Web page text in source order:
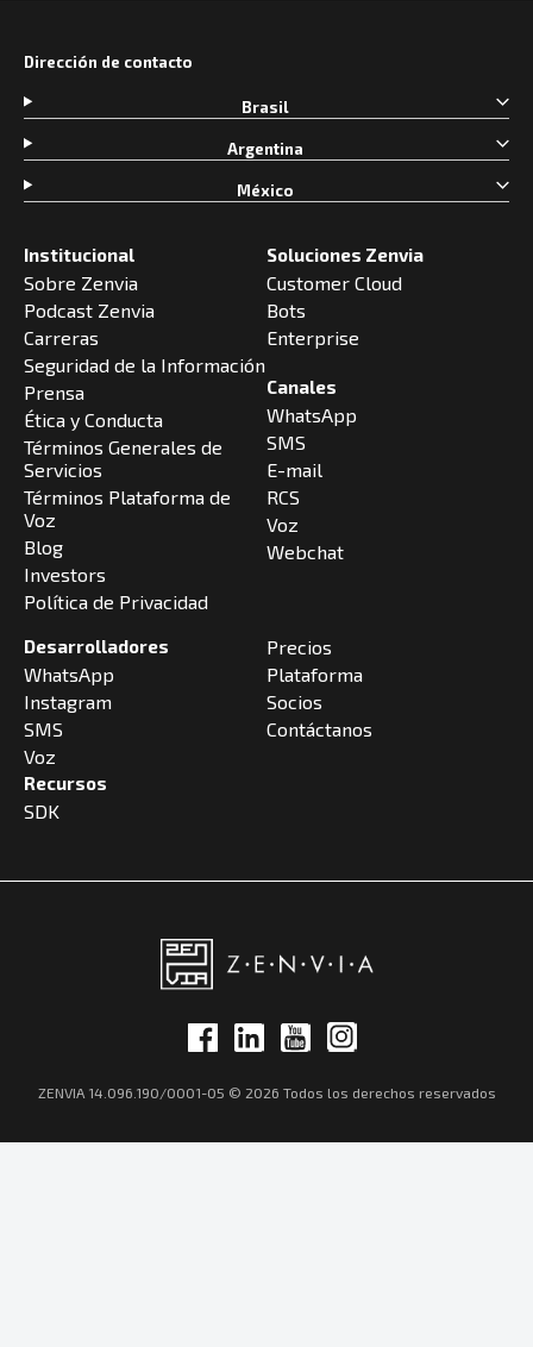
Institucional
Sobre Zenvia
Podcast Zenvia
Carreras
Seguridad de la Información
Prensa
Ética y Conducta
Términos Generales de
Servicios
Términos Plataforma de
Voz
Blog
Investors
Política de Privacidad
Soluciones Zenvia
Customer Cloud
Bots
Enterprise
Canales
WhatsApp
SMS
E-mail
RCS
Voz
Webchat
Desarrolladores
WhatsApp
Instagram
SMS
Voz
Recursos
SDK
Precios
Plataforma
Socios
Contáctanos
Dirección de contacto
Brasil
Argentina
México
ZENVIA 14.096.190/0001-05 © 2026 Todos los derechos reservados